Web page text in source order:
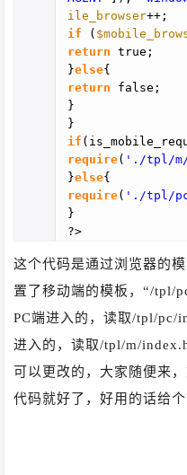
ile_browser++;
if
(
return
true;
}else{
return
false;
}
}
if
require( './tpl/m/
}else{
require( './tpl/
}
?>
这个代码是通过浏览器的
置了移动端的模板，“/tpl/
PC端进入的，读取/tpl/pc/
进入的，读取/tpl/m/
可以更改的，大家随便来
代码就好了，好用的话给个